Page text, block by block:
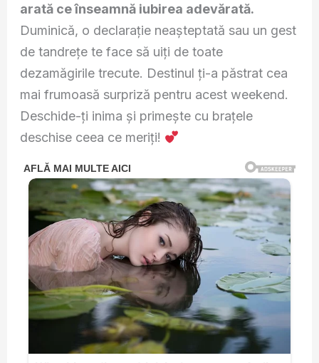
arată ce înseamnă iubirea adevărată.
Duminică, o declarație neașteptată sau un gest
de tandrețe te face să uiți de toate
dezamăgirile trecute. Destinul ți-a păstrat cea
mai frumoasă surpriză pentru acest weekend.
Deschide-ți inima și primește cu brațele
deschise ceea ce meriți!